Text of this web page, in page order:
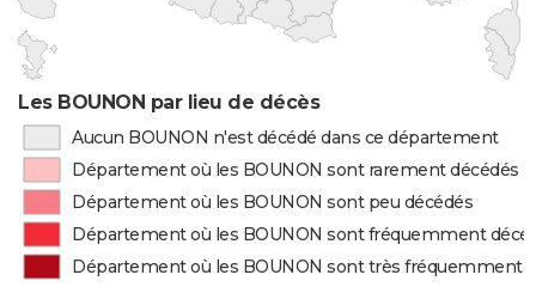
Les BOUNON par lieu de décès
Aucun BOUNON n'est décédé dans ce département
Département où les BOUNON sont rarement décédés
Département où les BOUNON sont peu décédés
Département où les BOUNON sont fréquemment
Département où les BOUNON sont très fréquemment